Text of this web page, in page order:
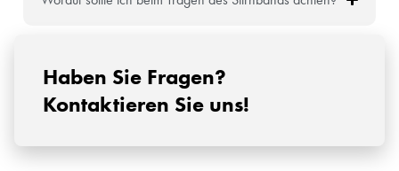
Haben Sie Fragen?
Kontaktieren Sie uns!